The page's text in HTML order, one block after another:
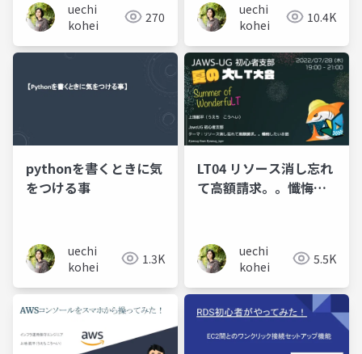
uechi
kohei
270
uechi
kohei
10.4K
pythonを書くときに気
をつける事
uechi
kohei
1.3K
LT04 リソース消し忘れ
て高額請求。。懺悔し
uechi
kohei
5.5K